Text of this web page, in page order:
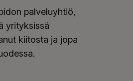
palveluyhtiö,
yrityksissä
kiitosta ja jopa